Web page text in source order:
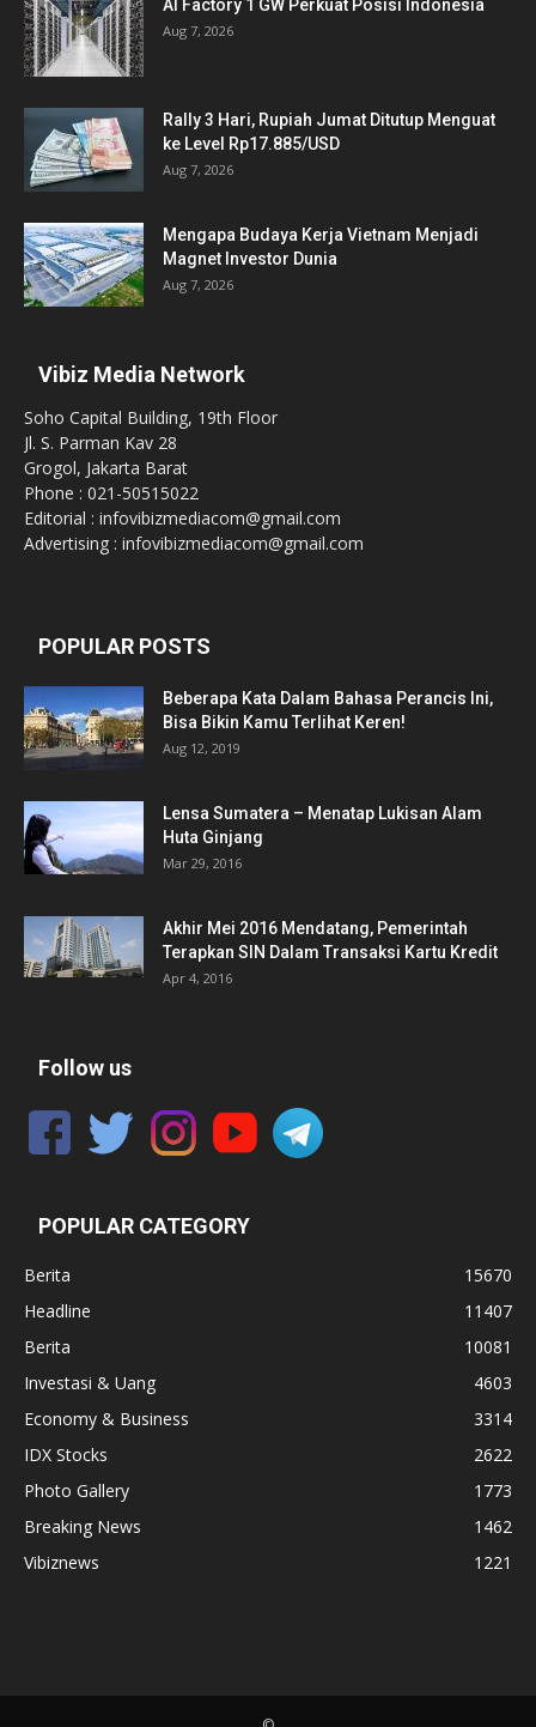
AI Factory 1 GW Perkuat Posisi Indonesia
Aug 7, 2026
Rally 3 Hari, Rupiah Jumat Ditutup Menguat
ke Level Rp17.885/USD
Aug 7, 2026
Mengapa Budaya Kerja Vietnam Menjadi
Magnet Investor Dunia
Aug 7, 2026
Vibiz Media Network
Soho Capital Building, 19th Floor
Jl. S. Parman Kav 28
Grogol, Jakarta Barat
Phone : 021-50515022
Editorial : infovibizmediacom@gmail.com
Advertising : infovibizmediacom@gmail.com
POPULAR POSTS
Beberapa Kata Dalam Bahasa Perancis Ini,
Bisa Bikin Kamu Terlihat Keren!
Aug 12, 2019
Lensa Sumatera – Menatap Lukisan Alam
Huta Ginjang
Mar 29, 2016
Akhir Mei 2016 Mendatang, Pemerintah
Terapkan SIN Dalam Transaksi Kartu Kredit
Apr 4, 2016
Follow us
POPULAR CATEGORY
Berita
15670
Headline
11407
Berita
10081
Investasi & Uang
4603
Economy & Business
3314
IDX Stocks
2622
Photo Gallery
1773
Breaking News
1462
Vibiznews
1221